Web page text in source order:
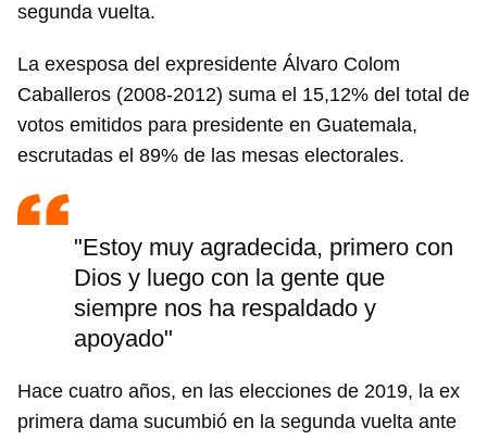
segunda vuelta.
La exesposa del expresidente Álvaro Colom
Caballeros (2008-2012) suma el 15,12% del total de
votos emitidos para presidente en Guatemala,
escrutadas el 89% de las mesas electorales.
"Estoy muy agradecida, primero con
Dios y luego con la gente que
siempre nos ha respaldado y
apoyado"
Hace cuatro años, en las elecciones de 2019, la ex
primera dama sucumbió en la segunda vuelta ante